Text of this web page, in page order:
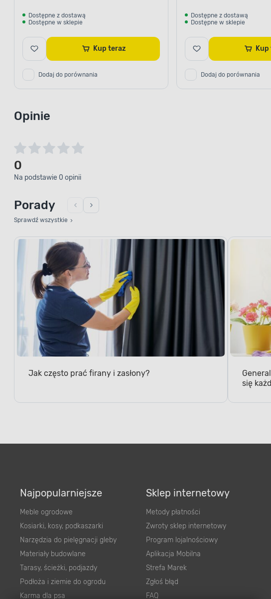
Dostępne z dostawą
Dostępne w sklepie
Kup teraz
Dodaj do porównania
Dostępne z dostawą
Dostępne w sklepie
Dodaj do porównania
Opinie
0
Na podstawie 0 opinii
Porady
Sprawdź wszystkie
Jak często prać firany i zasłony?
się
Najpopularniejsze
Meble ogrodowe
Kosiarki, kosy, podkaszarki
Narzędzia do pielęgnacji gleby
Materiały budowlane
Tarasy, ścieżki, podjazdy
Podłoża i ziemie do ogrodu
Karma dla psa
Sklep internetowy
Metody płatności
Zwroty sklep internetowy
Program lojalnościowy
Aplikacja Mobilna
Strefa Marek
Zgłoś błąd
FAQ